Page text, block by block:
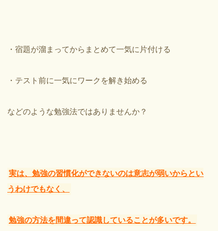
・宿題が溜まってからまとめて一気に片付ける
・テスト前に一気にワークを解き始める
などのような勉強法ではありませんか？
実は、勉強の習慣化ができないのは意志が弱いからとい
うわけでもなく、
勉強の方法を間違って認識していることが多いです。